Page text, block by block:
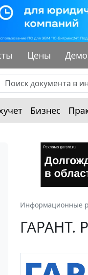
Цены Демо
Бизнес
Информационные
ГАРАНТ.